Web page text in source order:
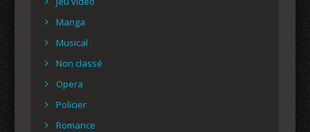
Manga
Musical
Non classé
Opera
Policier
Romance